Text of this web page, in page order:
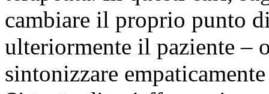
cambiare il proprio punto
ulteriormente il paziente –
sintonizzare